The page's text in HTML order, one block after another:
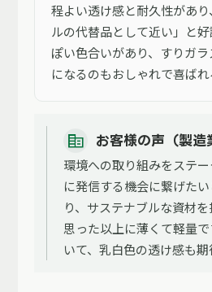
程よい透け感と耐久性があ
ルの代替品として近い」と
ぽい色合いがあり、すりガ
になるのもおしゃれで喜ばれ
お客様の声（製造
環境への取り組みをステ
に発信する機会に繋げた
り、サステナブルな資材を
思った以上に薄くて軽量
いて、乳白色の透け感も期